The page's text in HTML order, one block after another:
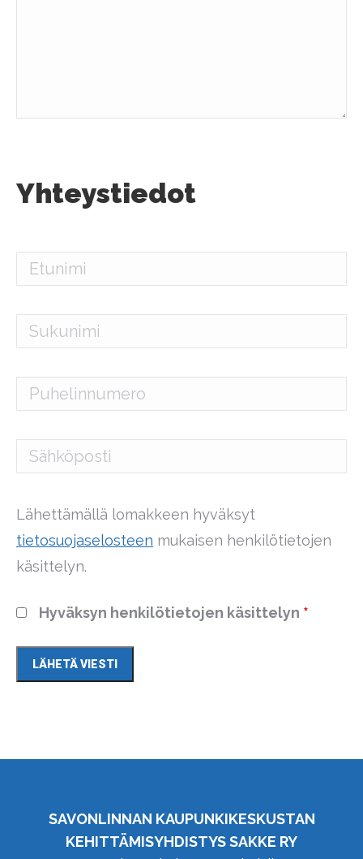
Yhteystiedot
Lähettämällä lomakkeen hyväksyt
tietosuojaselosteen mukaisen henkilötietojen
käsittelyn.
Hyväksyn henkilötietojen käsittelyn *
SAVONLINNAN KAUPUNKIKESKUSTAN
KEHITTÄMISYHDISTYS SAKKE RY